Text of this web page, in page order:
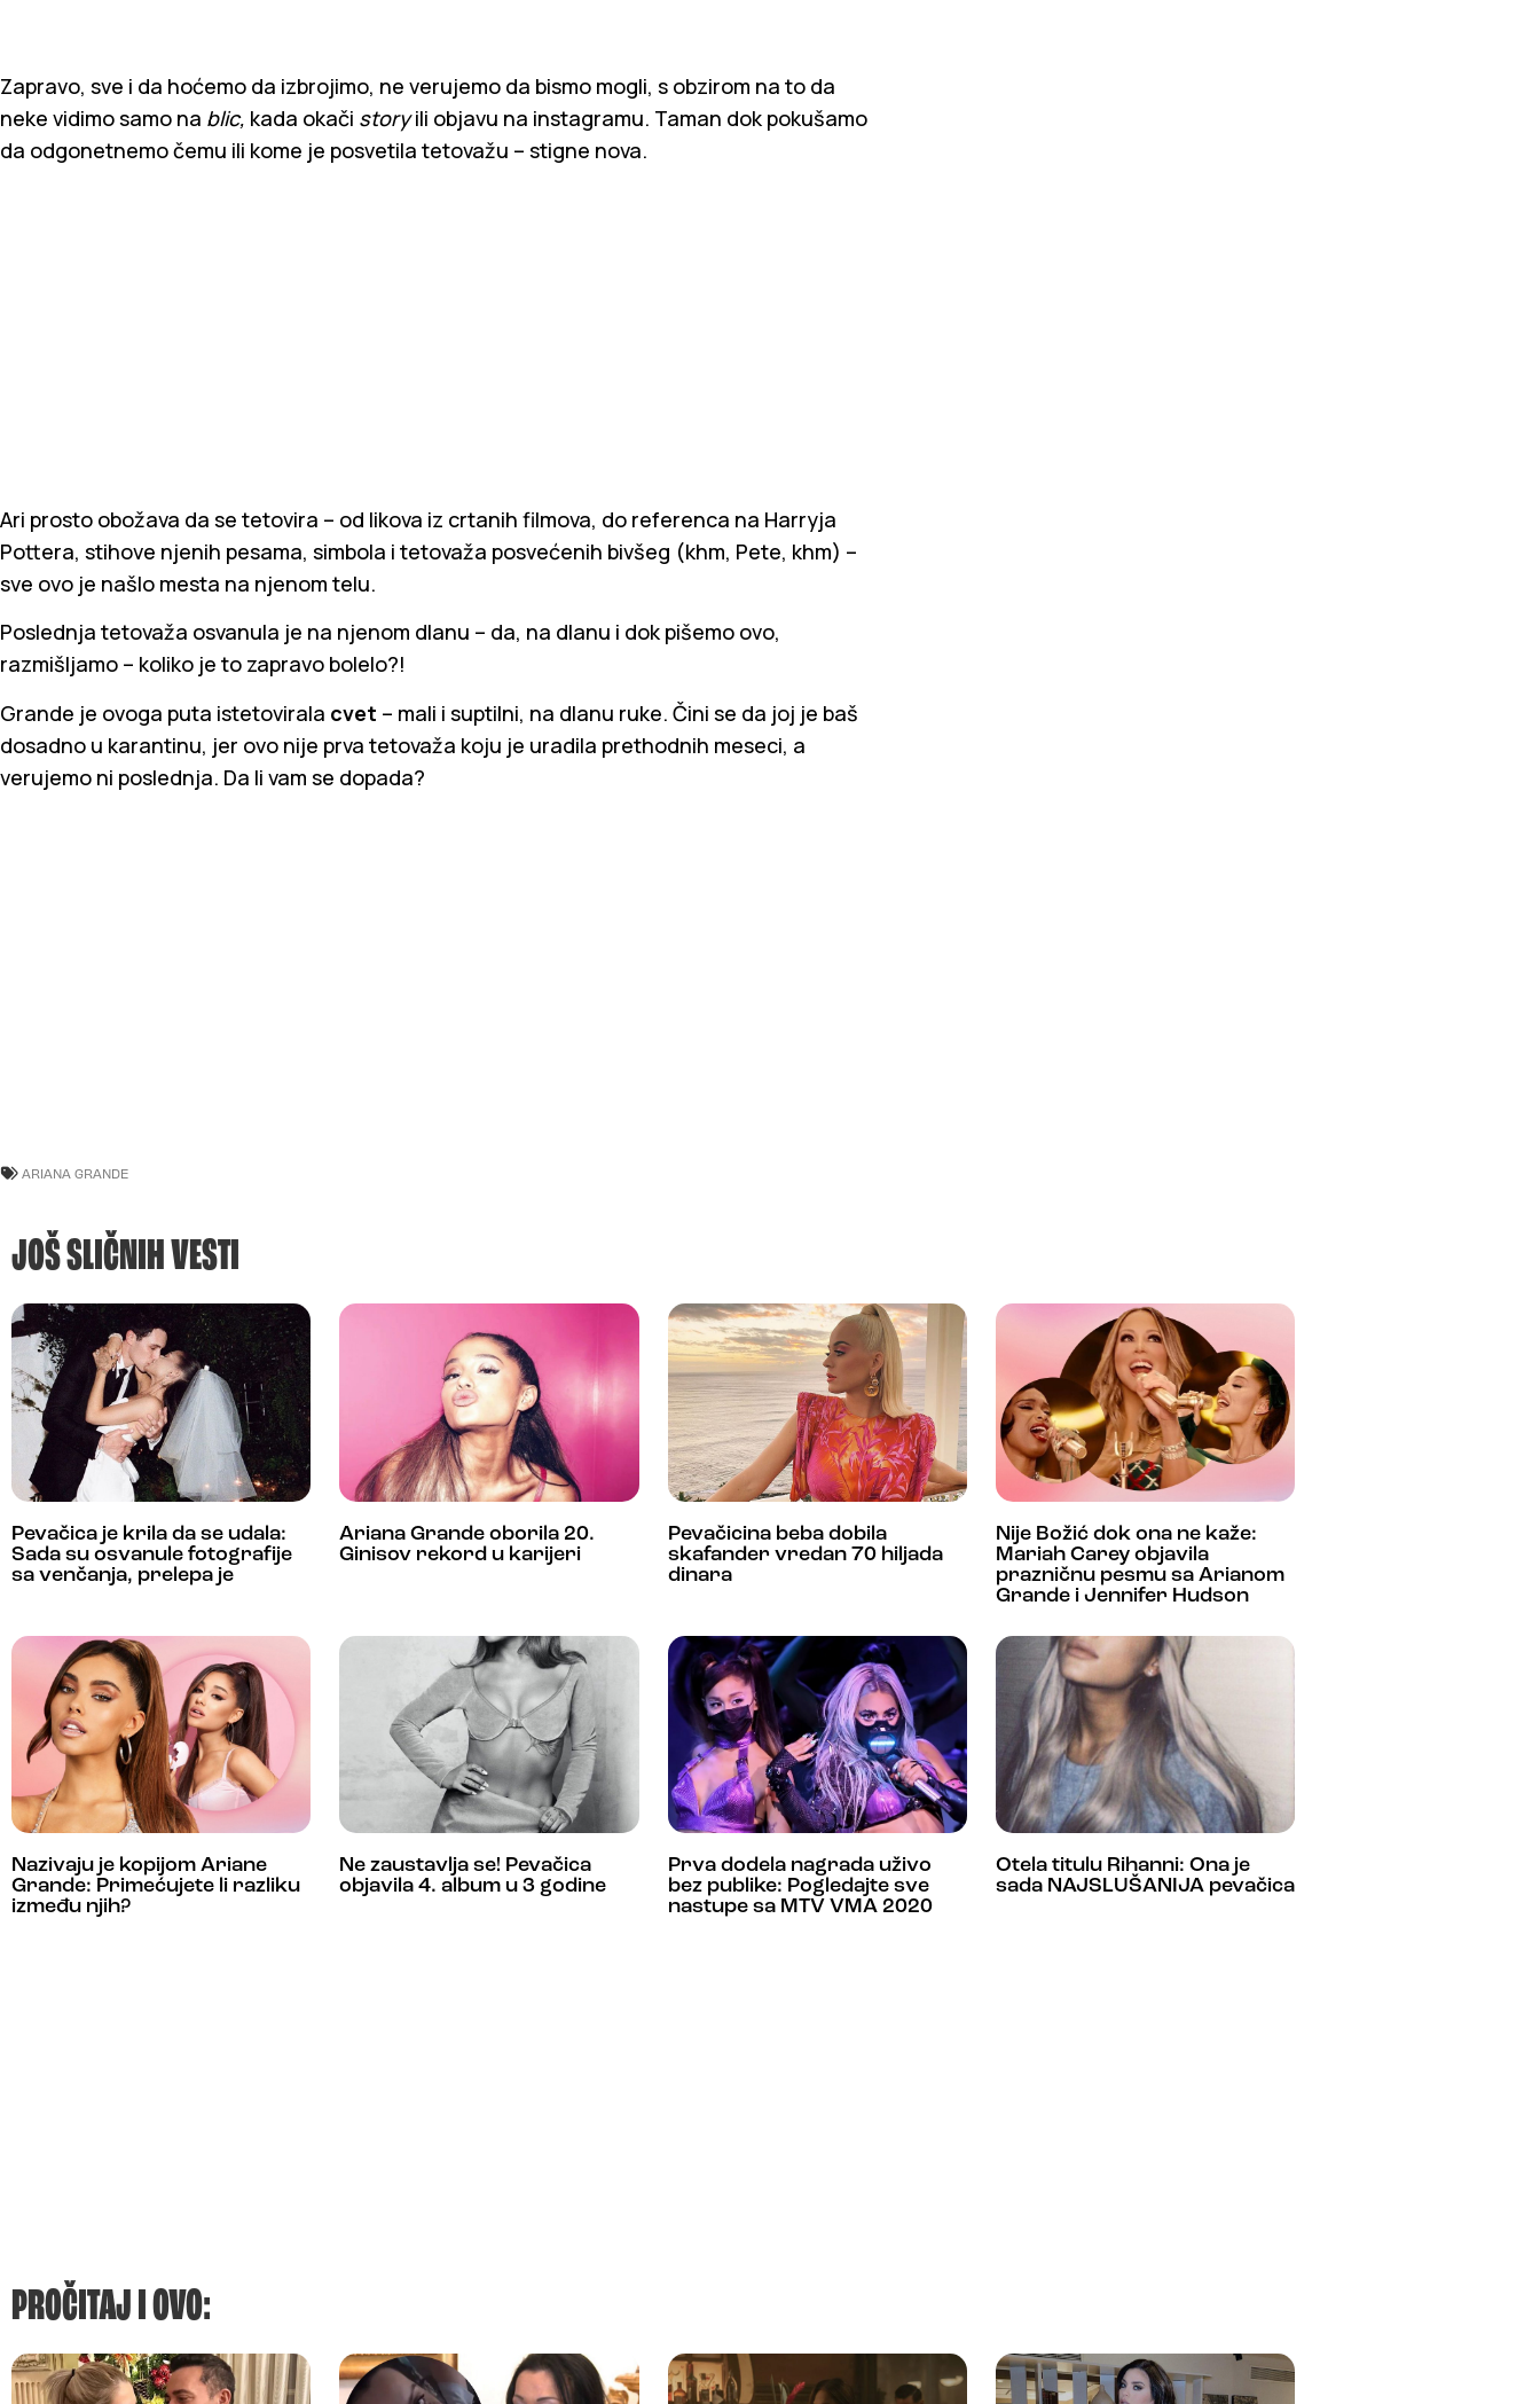
Zapravo, sve i da hoćemo da izbrojimo, ne verujemo da bismo mogli, s obzirom na to da
neke vidimo samo na blic, kada okači storyili objavu na instagramu. Taman dok pokušamo
da odgonetnemo čemu ili kome je posvetila tetovažu – stigne nova.
Ari prosto obožava da se tetovira – od likova iz crtanih filmova, do referenca na Harryja
Pottera, stihove njenih pesama, simbola i tetovaža posvećenih bivšeg (khm, Pete, khm) –
sve ovo je našlo mesta na njenom telu.
Poslednja tetovaža osvanula je na njenom dlanu – da, na dlanu i dok pišemo ovo,
razmišljamo – koliko je to zapravo bolelo?!
Grande je ovoga puta istetovirala cvet – mali i suptilni, na dlanu ruke. Čini se da joj je baš
dosadno u karantinu, jer ovo nije prva tetovaža koju je uradila prethodnih meseci, a
verujemo ni poslednja. Da li vam se dopada?
ARIANA GRANDE
JOŠ SLIČNIH VESTI
Pevačica je krila da se udala:
Sada su osvanule fotografije
sa venčanja, prelepa je
Ariana Grande oborila 20.
Ginisov rekord u karijeri
Pevačicina beba dobila
skafander vredan 70 hiljada
dinara
Nije Božić dok ona ne kaže:
Mariah Carey objavila
prazničnu pesmu sa Arianom
Grande i Jennifer Hudson
Nazivaju je kopijom Ariane
Grande: Primećujete li razliku
između njih?
Ne zaustavlja se! Pevačica
objavila 4. album u 3 godine
Prva dodela nagrada uživo
bez publike: Pogledajte sve
nastupe sa MTV VMA 2020
Otela titulu Rihanni: Ona je
sada NAJSLUŠANIJA pevačica
PROČITAJ I OVO: